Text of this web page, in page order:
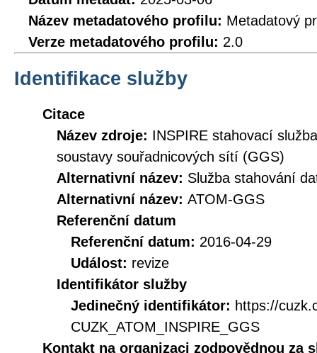
Název metadatového profilu: Metadatový
Verze metadatového profilu: 2.0
Identifikace služby
Citace
Název zdroje: INSPIRE stahovací
soustavy souřadnicových sítí (GGS)
Alternativní název: Služba stahování
Alternativní název: ATOM-GGS
Referenční datum
Referenční datum: 2016-04-29
Událost: revize
Identifikátor služby
Jedinečný identifikátor: https://
CUZK_ATOM_INSPIRE_GGS
Kontakt na organizaci zodpovědnou za